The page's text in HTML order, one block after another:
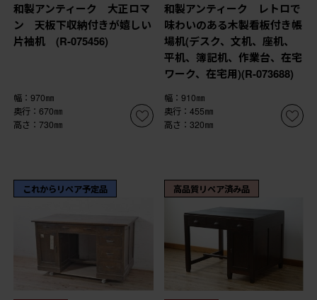
和製アンティーク 大正ロマ
ン 天板下収納付きが嬉しい
片袖机 (R-075456)
幅：970㎜
奥行：670㎜
高さ：730㎜
和製アンティーク レトロで
味わいのある木製看板付き帳
場机(デスク、文机、座机、
平机、簿記机、作業台、在宅
ワーク、在宅用)(R-073688)
幅：910㎜
奥行：455㎜
高さ：320㎜
これからリペア予定品 高品質リペア済み品